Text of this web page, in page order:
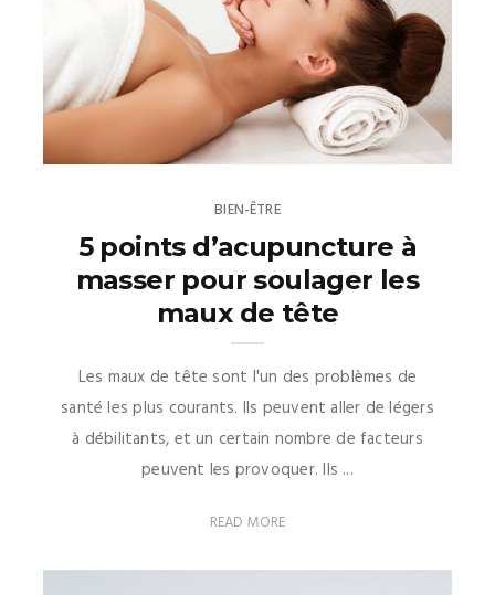
BIEN-ÊTRE
5 points d’acupuncture à
masser pour soulager les
maux de tête
Les maux de tête sont l'un des problèmes de
santé les plus courants. Ils peuvent aller de légers
à débilitants, et un certain nombre de facteurs
peuvent les provoquer. Ils ...
READ MORE